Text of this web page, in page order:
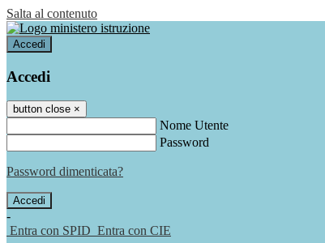
Salta al contenuto
Accedi
Accedi
button close ×
Nome Utente
Password
Password dimenticata?
-
Entra con SPID Entra con CIE